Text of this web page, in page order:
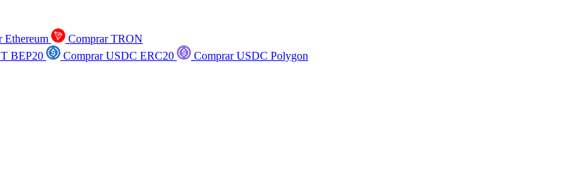
Ethereum
Comprar TRON
BEP20 Comprar USDC ERC20
Comprar USDC Polygon